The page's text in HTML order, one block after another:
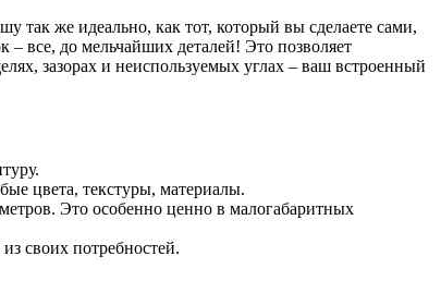
же идеально, как тот, который вы сделаете сами,
все, до мельчайших деталей! Это позволяет
зазорах и неиспользуемых углах – ваш встроенный
цвета, текстуры, материалы.
Это особенно ценно в малогабаритных
своих потребностей.